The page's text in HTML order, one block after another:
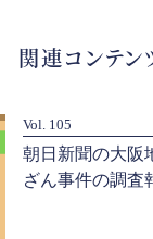
関連コンテン
Vol. 105
朝日新聞の大阪
ざん事件の調査